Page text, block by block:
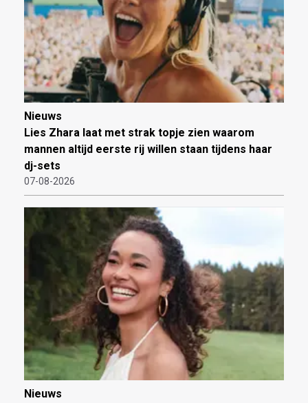
Nieuws
Lies Zhara laat met strak topje zien waarom
mannen altijd eerste rij willen staan tijdens haar
dj-sets
07-08-2026
Nieuws